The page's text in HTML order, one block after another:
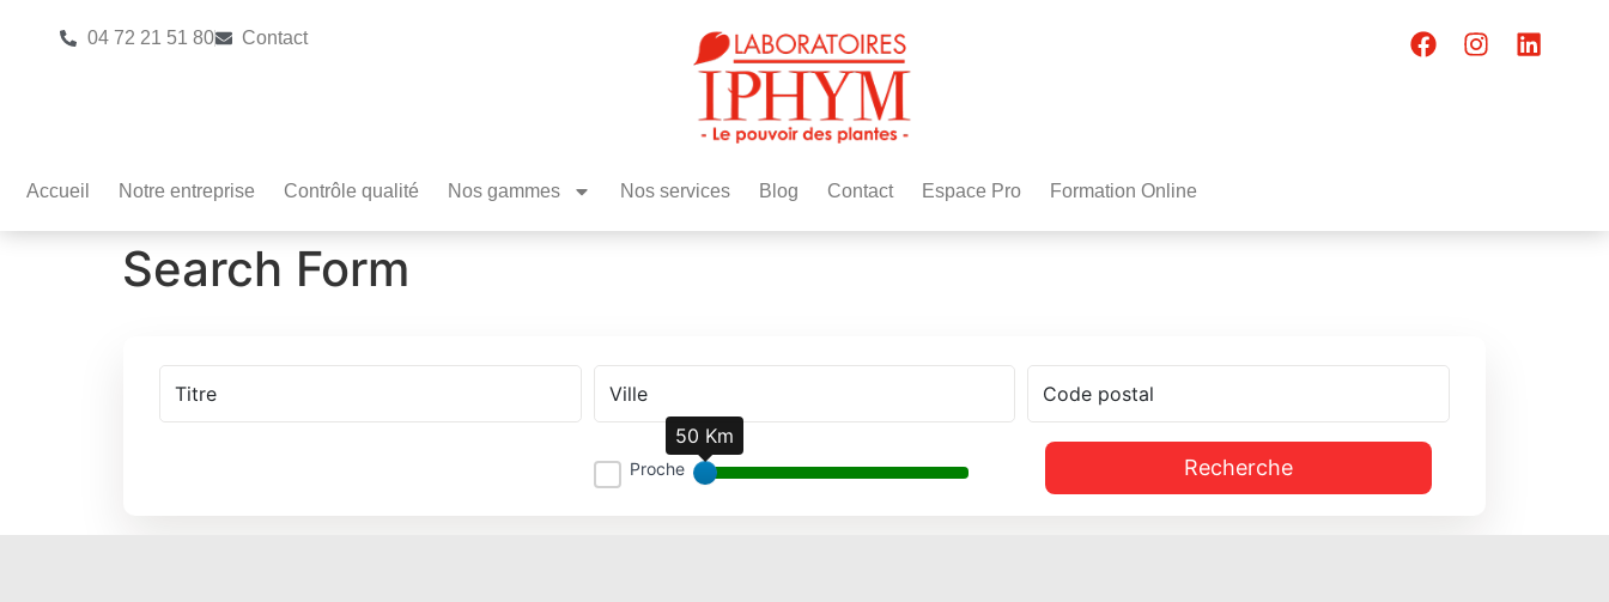
04 72 21 51 80 Contact
Accueil Notre entreprise Contrôle qualité Nos gammes Nos services Blog Contact Espace Pro Formation Online
Search Form
Proche
50 Km
Recherche